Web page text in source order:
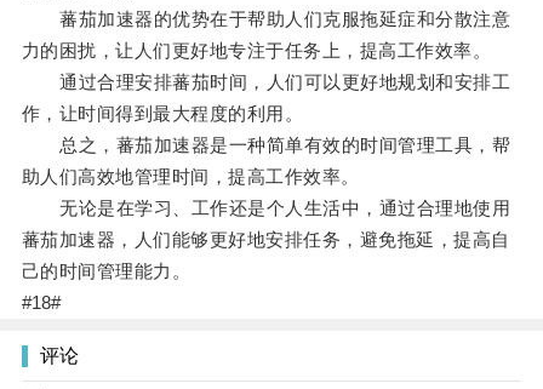
蕃茄加速器的优势在于帮助人们克服拖延症和分散注意
力的困扰，让人们更好地专注于任务上，提高工作效率。
通过合理安排蕃茄时间，人们可以更好地规划和安排工
作，让时间得到最大程度的利用。
总之，蕃茄加速器是一种简单有效的时间管理工具，帮
助人们高效地管理时间，提高工作效率。
无论是在学习、工作还是个人生活中，通过合理地使用
蕃茄加速器，人们能够更好地安排任务，避免拖延，提高自
己的时间管理能力。
#18#
评论